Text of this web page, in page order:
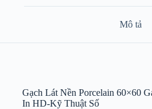
Mô tả
Gạch Lát Nền Porcelain 60×60
In HD-Kỹ Thuật Số